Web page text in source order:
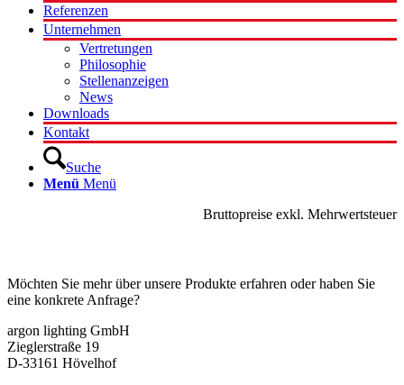
Referenzen
Unternehmen
Vertretungen
Philosophie
Stellenanzeigen
News
Downloads
Kontakt
Suche
Menü Menü
Bruttopreise exkl. Mehrwertsteuer
Möchten Sie mehr über unsere Produkte erfahren oder haben Sie
eine konkrete Anfrage?
argon lighting GmbH
Zieglerstraße 19
D-33161 Hövelhof